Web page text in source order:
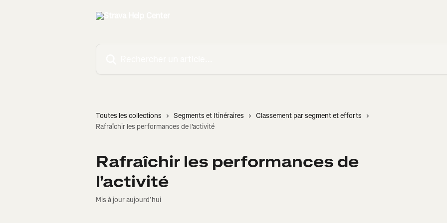
Toutes les collections Segments et Itinéraires
Classement par segment et efforts
Rafraîchir les performances de l'activité
Rafraîchir les performances de
l'activité
Mis à jour aujourd’hui